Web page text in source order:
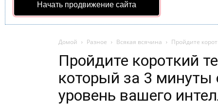
Начать продвижение сайта
Домой Разное Всякая всячина Пройдите
Пройдите короткий
который за 3 минуты
уровень вашего